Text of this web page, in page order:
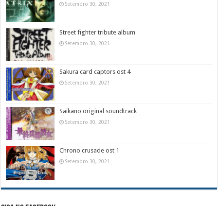
Setembro 30, 2021
Street fighter tribute album
Setembro 30, 2021
Sakura card captors ost 4
Setembro 30, 2021
Saikano original soundtrack
Setembro 30, 2021
Chrono crusade ost 1
Setembro 30, 2021